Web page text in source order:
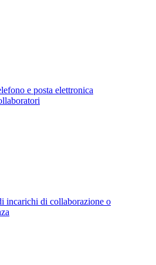
e posta elettronica
incarichi di collaborazione o